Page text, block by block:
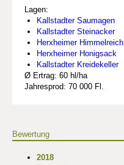
Lagen:
Kallstadter Saumagen
Kallstadter Steinacker
Herxheimer Himmelreich
Herxheimer Honigsack
Kallstadter Kreidekeller
Ø Ertrag: 60 hl/ha
Jahresprod: 70 000 Fl.
Bewertung
2018